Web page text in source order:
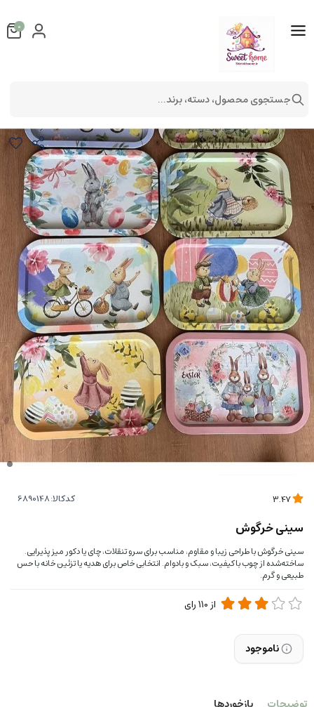
کدکالا:
سینی خرگوش
سینی خرگوش با طراحی زیبا و مقاوم، مناسب برای سرو تنقلات، چای یا دکور میز پذیرایی.
ساخته‌شده از چوب باکیفیت، سبک و بادوام. انتخابی خاص برای هدیه یا تزئین خانه با حس
طبیعی و گرم.
از110رای
ناموجود
0
جستجوی محصول، دسته، برند...